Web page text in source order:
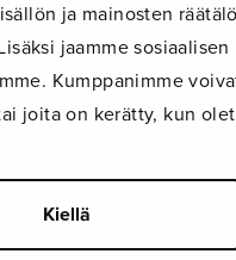
ja mainosten
jaamme
Kumppanimme
joita on kerätty, kun
Kiellä